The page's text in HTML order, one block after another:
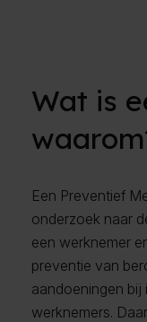
Wat is
Een Preventief
onderzoek naar
een werknemer
preventie van
aandoeningen bij
werknemers.